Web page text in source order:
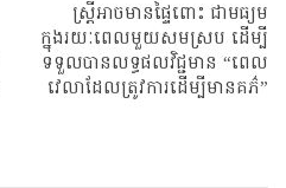
ស្ត្រីអាចមានផ្ទៃពោះ ជាមធ្យម
ក្នុងរយៈពេលមួយសមស្រប ដើម្បី
ទទួលបានលទ្ធផលវិជ្ជមាន “ពេល
វេលាដែលត្រូវការដើម្បីមានគភ៌”